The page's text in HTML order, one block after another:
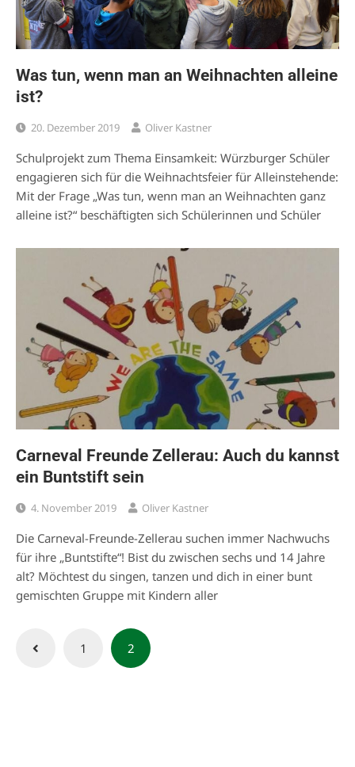
Was tun, wenn man an Weihnachten alleine
ist?
20. Dezember 2019 Oliver Kastner
Schulprojekt zum Thema Einsamkeit: Würzburger Schüler
engagieren sich für die Weihnachtsfeier für Alleinstehende:
Mit der Frage „Was tun, wenn man an Weihnachten ganz
alleine ist?“ beschäftigten sich Schülerinnen und Schüler
Carneval Freunde Zellerau: Auch du kannst
ein Buntstift sein
4. November 2019 Oliver Kastner
Die Carneval-Freunde-Zellerau suchen immer Nachwuchs
für ihre „Buntstifte“! Bist du zwischen sechs und 14 Jahre
alt? Möchtest du singen, tanzen und dich in einer bunt
gemischten Gruppe mit Kindern aller
Seitennummerierung
1 2